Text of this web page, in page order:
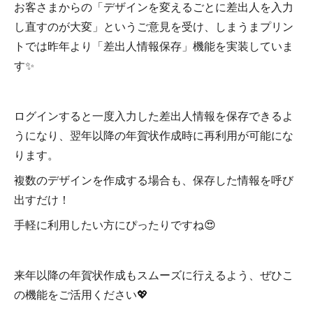
お客さまからの「デザインを変えるごとに差出人を入力
し直すのが大変」というご意見を受け、しまうまプリン
トでは昨年より「差出人情報保存」機能を実装していま
す✨
ログインすると一度入力した差出人情報を保存できるよ
うになり、翌年以降の年賀状作成時に再利用が可能にな
ります。
複数のデザインを作成する場合も、保存した情報を呼び
出すだけ！
手軽に利用したい方にぴったりですね😍
来年以降の年賀状作成もスムーズに行えるよう、ぜひこ
の機能をご活用ください‎💖